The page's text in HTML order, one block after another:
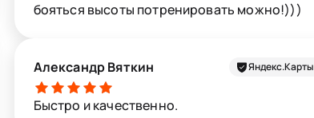
бояться высоты потренировать можно!)))
Яндекс.Карты
Александр Вяткин
Быстро и качественно.